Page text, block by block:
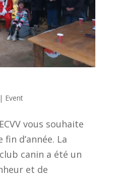
Event
vous souhaite
d’année. La
canin a été un
et de